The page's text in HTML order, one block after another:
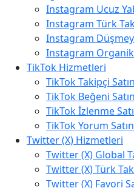
Instagram Ucuz
Instagram Türk
Instagram
Instagram Organik
TikTok Hizmetleri
TikTok Takipçi
TikTok Beğeni
TikTok İzlenme
TikTok Yorum
Twitter (X) Hizmetleri
Twitter (X) Global
Twitter (X) Türk
Twitter (X) Favori